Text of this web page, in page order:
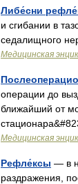
Либе́сни
и сгибании в
седалищного
Медицинская
операции до
ближайший от
Медицинская
Рефле́ксы — в
раздражения,